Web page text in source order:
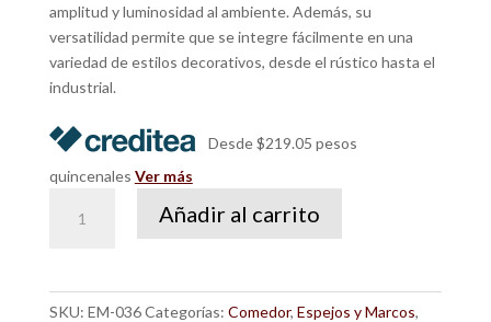
amplitud y luminosidad al ambiente. Además, su
versatilidad permite que se integre fácilmente en una
variedad de estilos decorativos, desde el rústico hasta el
industrial.
Desde $219.05 pesos
quincenales Ver más
Celaya
Añadir al carrito
SKU: EM-036Categorías: Comedor, Espejos y Marcos,